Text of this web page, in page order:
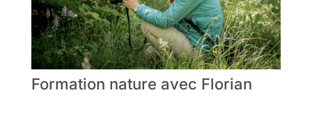
Formation nature avec Florian